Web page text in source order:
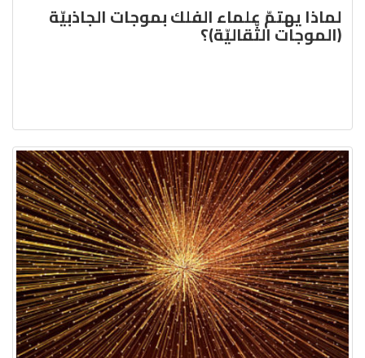
لماذا يهتمّ علماء الفلك بموجات الجاذبيّة
(الموجات الثّقاليّة)؟